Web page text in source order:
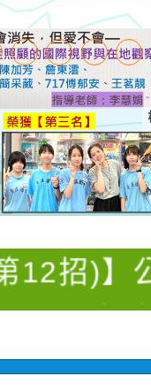
4招)】
第9次
12招)】
第7次代
115學年
及新住
市115學